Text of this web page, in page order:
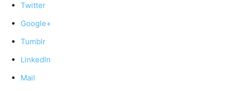
Twitter
Google+
Tumblr
LinkedIn
Mail